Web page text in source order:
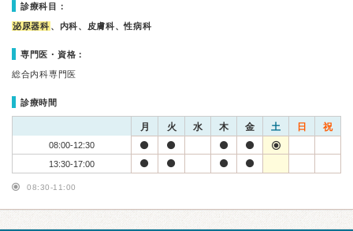
診療科目：
泌尿器科 、内科、皮膚科、性病科
専門医・資格：
総合内科専門医
診療時間
月 火 水 木 金 土 日 祝
08:00-12:30
13:30-17:00
08:30-11:00